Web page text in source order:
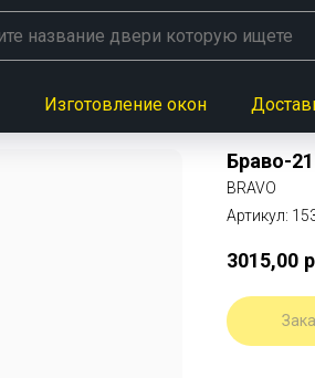
Изготовление окон
Браво-21
BRAVO
Артикул:
3015,00